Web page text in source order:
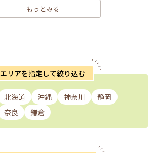
もっとみる
エリアを指定して絞り込む
北海道 沖縄 神奈川
静岡
奈良 鎌倉